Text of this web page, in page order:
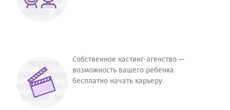
Собственное кастинг-агенство —
возможность вашего ребенка
бесплатно начать карьеру